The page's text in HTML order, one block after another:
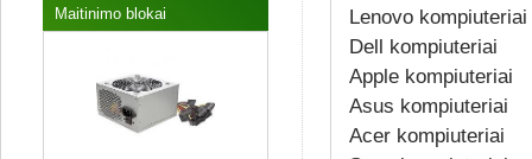
Maitinimo blokai
Lenovo kompiuteriai
Dell kompiuteriai
Apple kompiuteriai
Asus kompiuteriai
Acer kompiuteriai